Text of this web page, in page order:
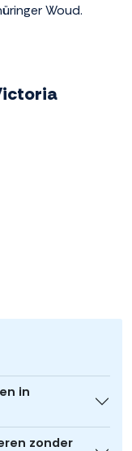
Woud.
in
zonder